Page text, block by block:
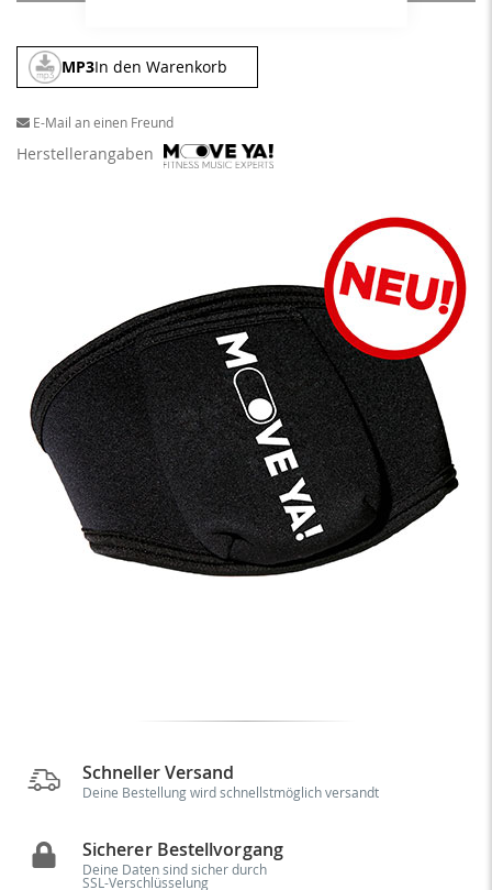
MP3In den Warenkorb
E-Mail an einen Freund
Herstellerangaben
Schneller Versand
Deine Bestellung wird schnellstmöglich versandt
Sicherer Bestellvorgang
Deine Daten sind sicher durch
SSL-Verschlüsselung